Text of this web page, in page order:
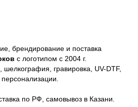
брендирование и поставка
с логотипом с 2004 г.
гравировка, UV-DTF,
по РФ, самовывоз в Казани.